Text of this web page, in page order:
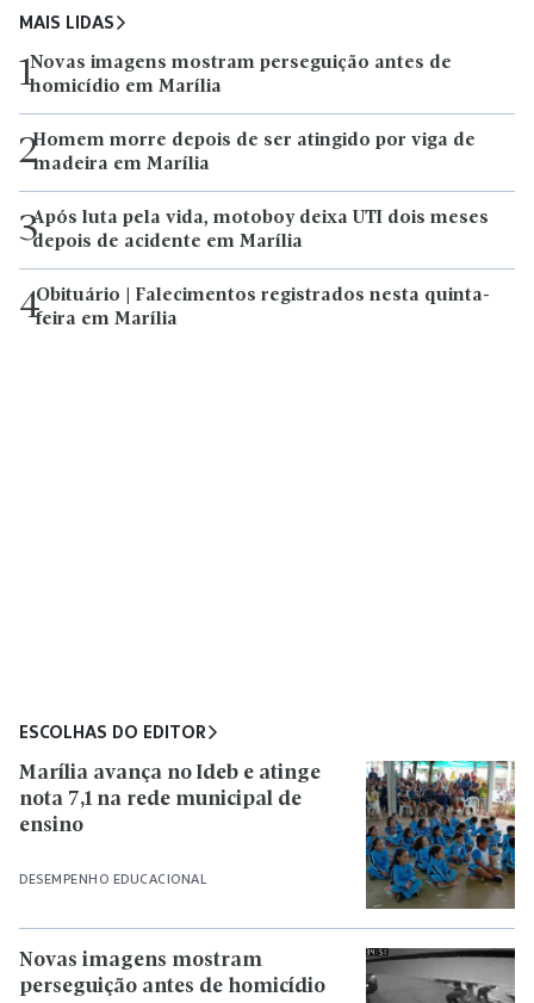
MAIS LIDAS
1Novas imagens mostram perseguição antes de
homicídio em Marília
2Homem morre depois de ser atingido por viga de
madeira em Marília
3Após luta pela vida, motoboy deixa UTI dois meses
depois de acidente em Marília
4Obituário | Falecimentos registrados nesta quinta-
feira em Marília
ESCOLHAS DO EDITOR
DESEMPENHO EDUCACIONAL
Marília avança no Ideb e atinge
nota 7,1 na rede municipal de
ensino
Novas imagens mostram
perseguição antes de homicídio